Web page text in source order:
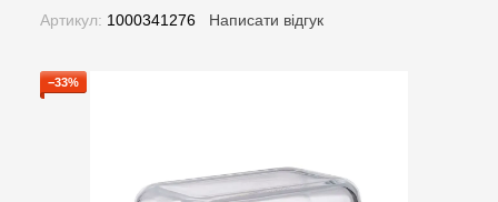
Артикул: 1000341276 Написати відгук
−33%